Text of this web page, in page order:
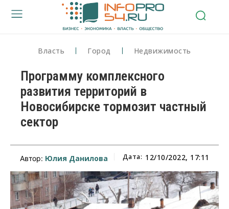
Власть Город Недвижимость
Программу комплексного
развития территорий в
Новосибирске тормозит частный
сектор
Автор: Юлия Данилова Дата: 12/10/2022, 17:11